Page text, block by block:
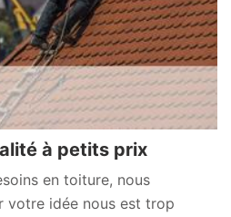
à petits prix
en toiture, nous
votre idée nous est trop